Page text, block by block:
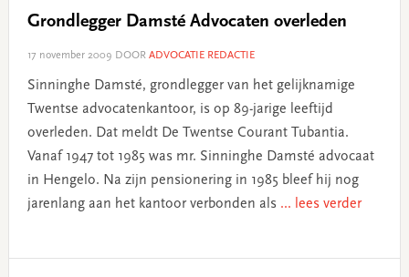
Grondlegger Damsté Advocaten overleden
17 november 2009 DOOR ADVOCATIE REDACTIE
Sinninghe Damsté, grondlegger van het gelijknamige
Twentse advocatenkantoor, is op 89-jarige leeftijd
overleden. Dat meldt De Twentse Courant Tubantia.
Vanaf 1947 tot 1985 was mr. Sinninghe Damsté advocaat
in Hengelo. Na zijn pensionering in 1985 bleef hij nog
jarenlang aan het kantoor verbonden als ... lees verder